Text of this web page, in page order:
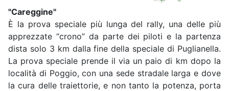
"Careggine"
È la prova speciale più lunga del rally, una delle più
apprezzate “crono” da parte dei piloti e la partenza
dista solo 3 km dalla fine della speciale di Puglianella.
La prova speciale prende il via un paio di km dopo la
località di Poggio, con una sede stradale larga e dove
la cura delle traiettorie, e non tanto la potenza, porta